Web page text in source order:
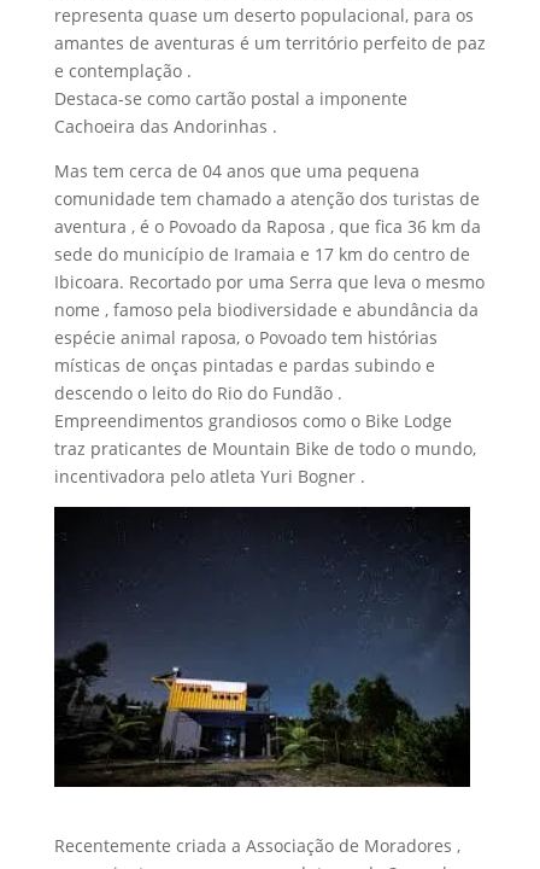
representa quase um deserto populacional, para os
amantes de aventuras é um território perfeito de paz
e contemplação .
Destaca-se como cartão postal a imponente
Cachoeira das Andorinhas .
Mas tem cerca de 04 anos que uma pequena
comunidade tem chamado a atenção dos turistas de
aventura , é o Povoado da Raposa , que fica 36 km da
sede do município de Iramaia e 17 km do centro de
Ibicoara. Recortado por uma Serra que leva o mesmo
nome , famoso pela biodiversidade e abundância da
espécie animal raposa, o Povoado tem histórias
místicas de onças pintadas e pardas subindo e
descendo o leito do Rio do Fundão .
Empreendimentos grandiosos como o Bike Lodge
traz praticantes de Mountain Bike de todo o mundo,
incentivadora pelo atleta Yuri Bogner .
Recentemente criada a Associação de Moradores ,